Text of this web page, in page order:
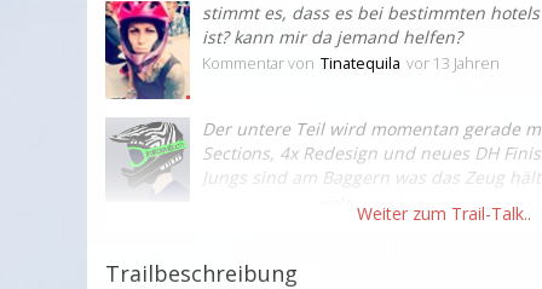
stimmt es, dass es bei bestimmten
ist? kann mir da jemand helfen?
Kommentarvon Tinatequila vor 13 Jahren
Der untere Teil wird momentan gerade
Sections, 4x Redesign und neues DH
Jungs sind am Baggern was das Zeug
vor 14 Jahren
Trailbeschreibung